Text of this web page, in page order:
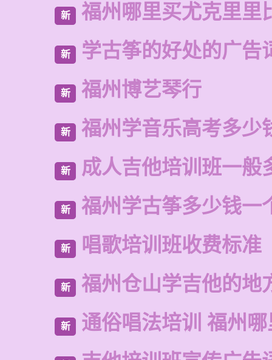
新 福州哪里买尤克里里
新 学古筝的好处的广告
新 福州博艺琴行
新 福州学音乐高考多少
新 成人吉他培训班一般
新 福州学古筝多少钱一
新 唱歌培训班收费标准
新 福州仓山学吉他的地
新 通俗唱法培训 福州